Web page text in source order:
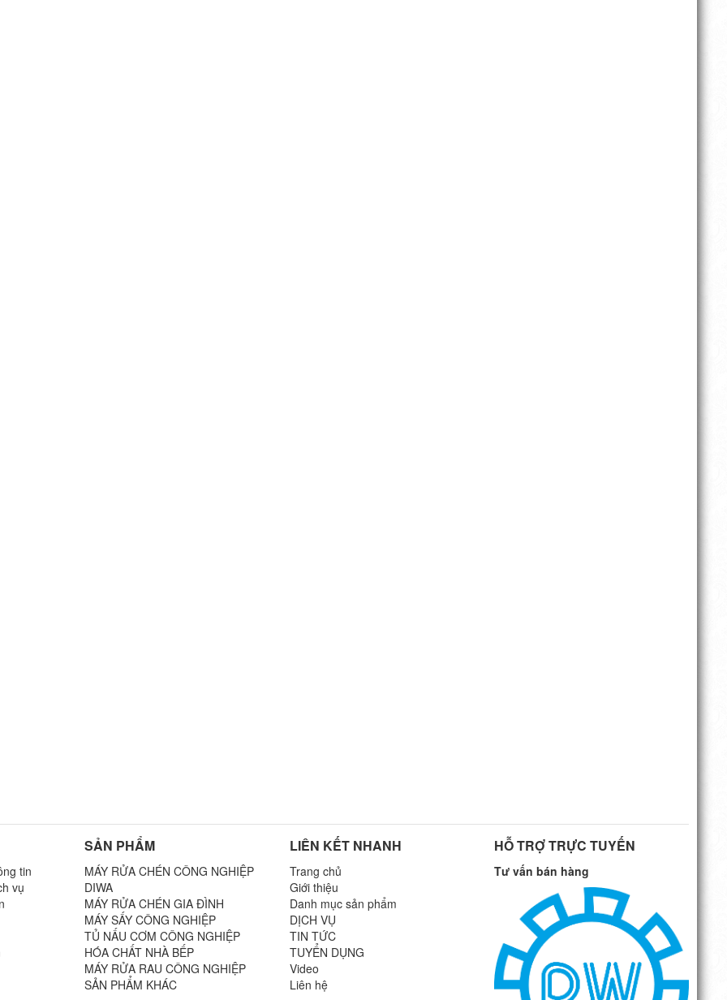
tin
vụ
SẢN PHẨM
MÁY RỬA CHÉN CÔNG NGHIỆP
DIWA
MÁY RỬA CHÉN GIA ĐÌNH
MÁY SẤY CÔNG NGHIỆP
TỦ NẤU CƠM CÔNG NGHIỆP
HÓA CHẤT NHÀ BẾP
MÁY RỬA RAU CÔNG NGHIỆP
SẢN PHẨM KHÁC
LIÊN KẾT NHANH
Trang chủ
Giới thiệu
Danh mục sản phẩm
DỊCH VỤ
TIN TỨC
TUYỂN DỤNG
Video
Liên hệ
HỖ TRỢ TRỰC TUYẾN
Tư vấn bán hàng